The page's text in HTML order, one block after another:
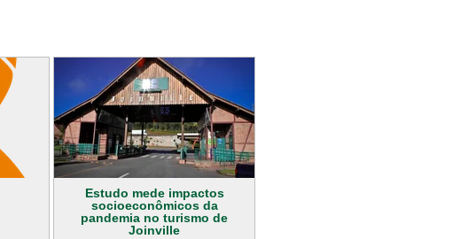
Estudo mede impactos
socioeconômicos da
pandemia no turismo de
Joinville